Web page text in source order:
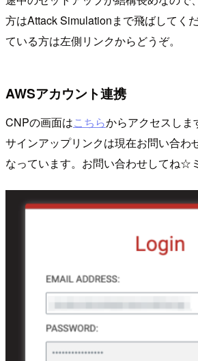
方はAttack Simulationまで飛ばしてく
ている方は左側リンクからどうぞ。
AWSアカウント連携
CNPの画面はこちらからアクセスしま
サインアップリンクは現在お問い合わ
なっています。お問い合わせしてね☆ミ